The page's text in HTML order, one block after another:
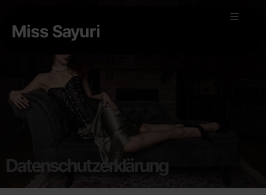
Miss Sayuri
Datenschutzerklärung